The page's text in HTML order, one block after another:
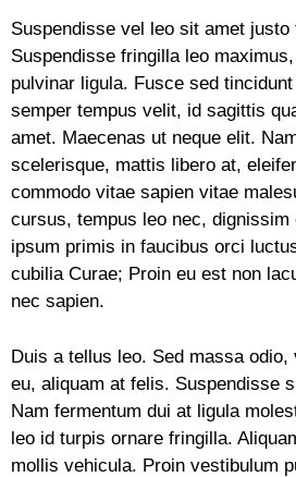
Suspendisse vel leo sit amet justo
Suspendisse fringilla leo
pulvinar ligula. Fusce sed
semper tempus velit, id sagittis
amet. Maecenas ut neque elit.
scelerisque, mattis libero at,
commodo vitae sapien vitae
cursus, tempus leo nec, dignissim
ipsum primis in faucibus orci
cubilia Curae; Proin eu est non
nec sapien.
Duis a tellus leo. Sed massa
eu, aliquam at felis. Suspendisse
Nam fermentum dui at ligula
leo id turpis ornare fringilla.
mollis vehicula. Proin vestibulum